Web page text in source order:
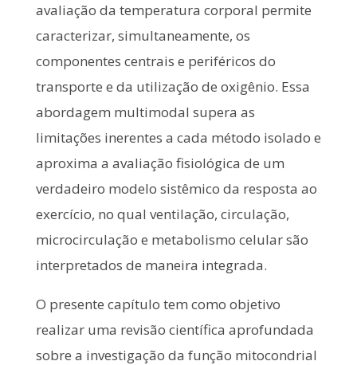
avaliação da temperatura corporal permite
caracterizar, simultaneamente, os
componentes centrais e periféricos do
transporte e da utilização de oxigênio. Essa
abordagem multimodal supera as
limitações inerentes a cada método isolado e
aproxima a avaliação fisiológica de um
verdadeiro modelo sistêmico da resposta ao
exercício, no qual ventilação, circulação,
microcirculação e metabolismo celular são
interpretados de maneira integrada.
O presente capítulo tem como objetivo
realizar uma revisão científica aprofundada
sobre a investigação da função mitocondrial